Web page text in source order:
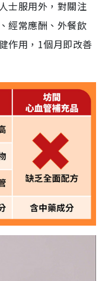
士服用外，對關注
經常應酬、外餐飲
作用，1個月即改善